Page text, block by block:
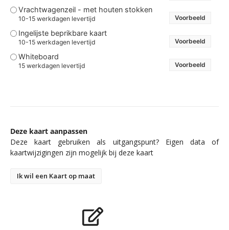
Vrachtwagenzeil - met houten stokken
10-15 werkdagen levertijd Voorbeeld
Ingelijste beprikbare kaart
10-15 werkdagen levertijd Voorbeeld
Whiteboard
15 werkdagen levertijd Voorbeeld
Deze kaart aanpassen
Deze kaart gebruiken als uitgangspunt? Eigen data of
kaartwijzigingen zijn mogelijk bij deze kaart
Ik wil een Kaart op maat